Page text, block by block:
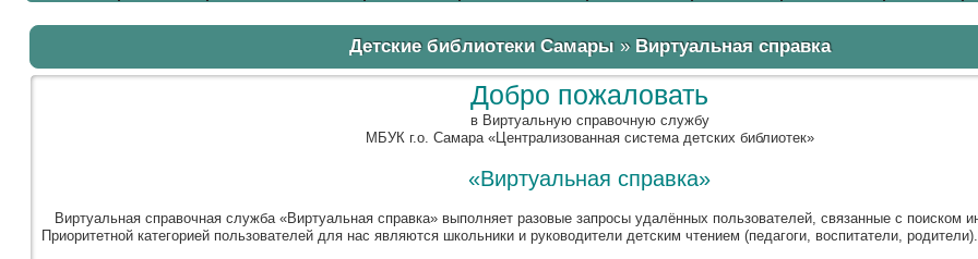
Детские библиотеки Самары» Виртуальная справка
Добро пожаловать
в Виртуальную справочную службу
МБУК г.о. Самара «Централизованная система детских библиотек»
«Виртуальная справка»
Виртуальная справочная служба «Виртуальная справка» выполняет разовые запросы удалённых пользователей, связанные с поиском
Приоритетной категорией пользователей для нас являются школьники и руководители детским чтением (педагоги, воспитатели, родители).